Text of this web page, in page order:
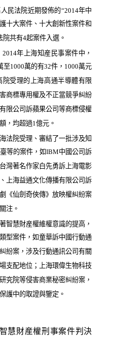
民法院近期發佈的“2014年中
十大案件、十大創新性案件和
共有4起案件入選。
年上海知産民事案件中，
至1000萬的有32件，1000萬元
受理的上海高通半導體有限
商標專用權及不正當競爭糾紛
限公司訴蘋果公司等商標侵權
，均超過1億元。
法院受理、審結了一批涉及知
等的案件，如IBM中國公司訴
灣著名作家白先勇訴上海電影
上海益通文化傳播有限公司訴
《仙劍奇俠傳》放映權糾紛案
注。
智慧財産權維權意識的提高，
型案件，如童華訴中國行動通
紛案，涉及行動通訊公司有關
支配地位；上海環偉生物科技
究院等侵害商業秘密糾紛案，
護中的取證與鑒定。
慧財産權刑事案件判決